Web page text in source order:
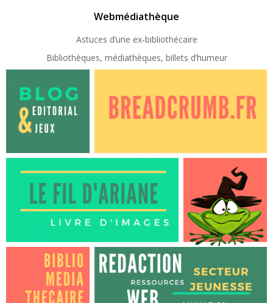
Webmédiathèque
Astuces d’une ex-bibliothécaire
Bibliothèques, médiathèques, billets d’humeur